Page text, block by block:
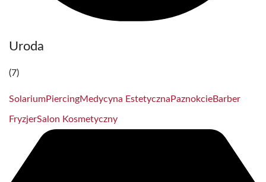
Uroda
(7)
SolariumPiercingMedycyna Estetyczna PaznokcieBarber
FryzjerSalon Kosmetyczny